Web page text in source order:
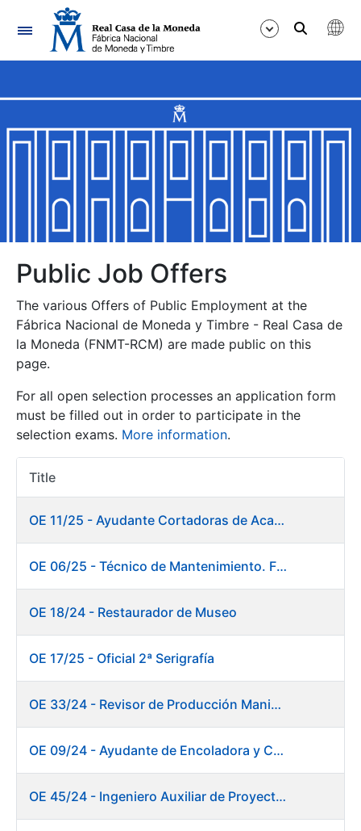
Navigation
Show/Hide
Show/Hide
Show/Hide
Show/Hide
Show/Hide
Show/Hide
Show/Hide
Public Job Offers
The various Offers of Public Employment at the
Fábrica Nacional de Moneda y Timbre - Real Casa de
la Moneda (FNMT-RCM) are made public on this
page.
For all open selection processes an application form
must be filled out in order to participate in the
selection exams. More information.
Title
Item
OE 11/25 - Ayudante Cortadoras de Acabados. Fábrica Papel
OE 06/25 - Técnico de Mantenimiento. Fábrica Papel
OE 18/24 - Restaurador de Museo
OE 17/25 - Oficial 2ª Serigrafía
OE 33/24 - Revisor de Producción Manipulado Timbre
OE 09/24 - Ayudante de Encoladora y Calandra Máquina de Papel
OE 45/24 - Ingeniero Auxiliar de Proyectos. Investigación y Desarrollo